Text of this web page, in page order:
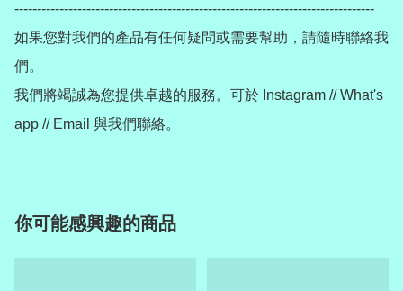
--------------------------------------------------------------------------------
如果您對我們的產品有任何疑問或需要幫助，請隨時聯絡我
們。
我們將竭誠為您提供卓越的服務。可於 Instagram // What's
app // Email 與我們聯絡。
你可能感興趣的商品